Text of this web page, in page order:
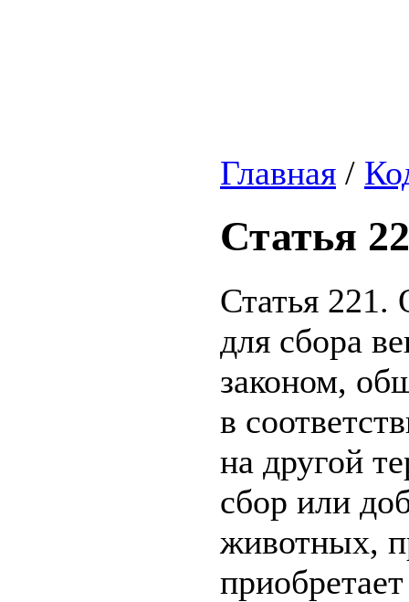
Главная /
Статья
Статья 221.
для сбора
законом,
в
на другой
сбор или
животных,